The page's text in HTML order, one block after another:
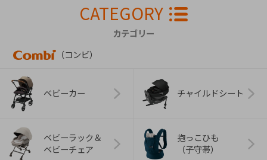
CATEGORY
カテゴリー
（コンビ）
ベビーカー チャイルドシート
ベビーラック＆
ベビーチェア
抱っこひも
（子守帯）